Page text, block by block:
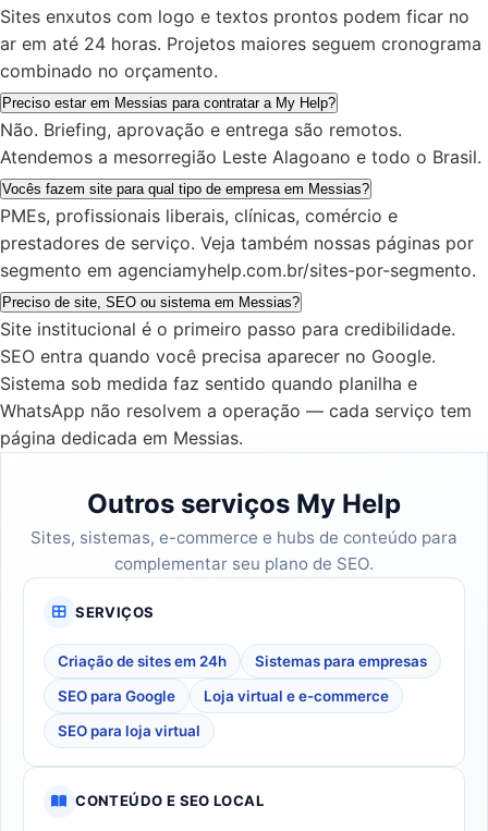
Sites enxutos com logo e textos prontos podem ficar no
ar em até 24 horas. Projetos maiores seguem cronograma
combinado no orçamento.
Preciso estar em Messias para contratar a My Help?
Não. Briefing, aprovação e entrega são remotos.
Atendemos a mesorregião Leste Alagoano e todo o Brasil.
Vocês fazem site para qual tipo de empresa em Messias?
PMEs, profissionais liberais, clínicas, comércio e
prestadores de serviço. Veja também nossas páginas por
segmento em agenciamyhelp.com.br/sites-por-segmento.
Preciso de site, SEO ou sistema em Messias?
Site institucional é o primeiro passo para credibilidade.
SEO entra quando você precisa aparecer no Google.
Sistema sob medida faz sentido quando planilha e
WhatsApp não resolvem a operação — cada serviço tem
página dedicada em Messias.
Outros serviços My Help
Sites, sistemas, e-commerce e hubs de conteúdo para
complementar seu plano de SEO.
SERVIÇOS
Criação de sites em 24h Sistemas para empresas
SEO para Google Loja virtual e e-commerce
SEO para loja virtual
CONTEÚDO E SEO LOCAL